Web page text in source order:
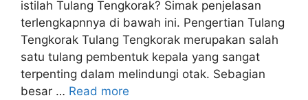
istilah Tulang Tengkorak? Simak penjelasan
terlengkapnnya di bawah ini. Pengertian Tulang
Tengkorak Tulang Tengkorak merupakan salah
satu tulang pembentuk kepala yang sangat
terpenting dalam melindungi otak. Sebagian
besar … Read more